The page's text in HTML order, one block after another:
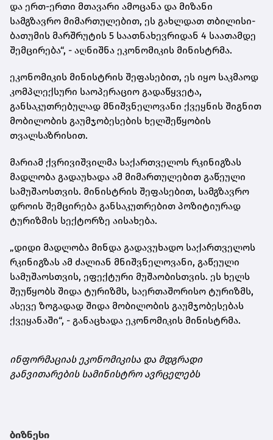
და ერთ-ერთი მთავარი ამოცანა და მიზანი
სამგზავრო მიმართულებით, ეს გახლდათ თბილისი-
ბათუმის მარშრუტის 5 საათნახევრიდან 4 საათამდე
შემცირება“, - აღნიშნა ეკონომიკის მინისტრმა.
ეკონომიკის მინისტრის შეფასებით, ეს იყო საკმაოდ
კომპლექსური საოპერაციო გადაწყვეტა,
განსაკუთრებულად მნიშვნელოვანი ქვეყნის შიგნით
მობილობის გაუმჯობესების ხელშეწყობის
თვალსაზრისით.
მარიამ ქვრივიშვილმა საქართველოს რკინიგზას
მადლობა გადაუხადა ამ მიმართულებით გაწეული
სამუშაოსთვის. მინისტრის შეფასებით, სამგზავრო
დროის შემცირება განსაკუთრებით პოზიტიურად
ტურიზმის სექტორზე აისახება.
„დიდი მადლობა მინდა გადავუხადო საქართველოს
რკინიგზას ამ ძალიან მნიშვნელოვანი, გაწეული
სამუშაოსთვის, ეფექტური მუშაობისთვის. ეს ხელს
შეუწყობს შიდა ტურიზმს, საერთაშორისო ტურიზმს,
ასევე ზოგადად შიდა მობილობის გაუმჯობესებას
ქვეყანაში“, - განაცხადა ეკონომიკის მინისტრმა.
ინფორმაციას ეკონომიკისა და მდგრადი
განვითარების სამინისტრო ავრცელებს
ბიზნესი